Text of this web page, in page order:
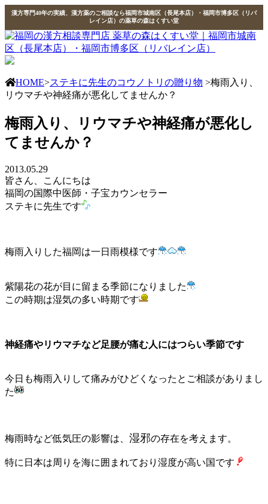
漢方専門40年の実績、漢方薬のご相談なら福岡市城南区（長尾本店）・福岡市博多区（リバ
レイン店）の薬草の森はくすい堂
HOME>ステキに先生のコウノトリの贈り物 >梅雨入り、
リウマチや神経痛が悪化してませんか？
梅雨入り、リウマチや神経痛が悪化し
てませんか？
2013.05.29
皆さん、こんにちは
福岡の国際中医師・子宝カウンセラー
ステキに先生です
梅雨入りした福岡は一日雨模様です
紫陽花の花が目に留まる季節になりました
この時期は湿気の多い時期です
神経痛やリウマチなど足腰が痛む人にはつらい季節です
今日も梅雨入りして痛みがひどくなったとご相談がありまし
た
梅雨時など低気圧の影響は、 湿邪の存在を考えます。
特に日本は周りを海に囲まれており 湿度が高い国です